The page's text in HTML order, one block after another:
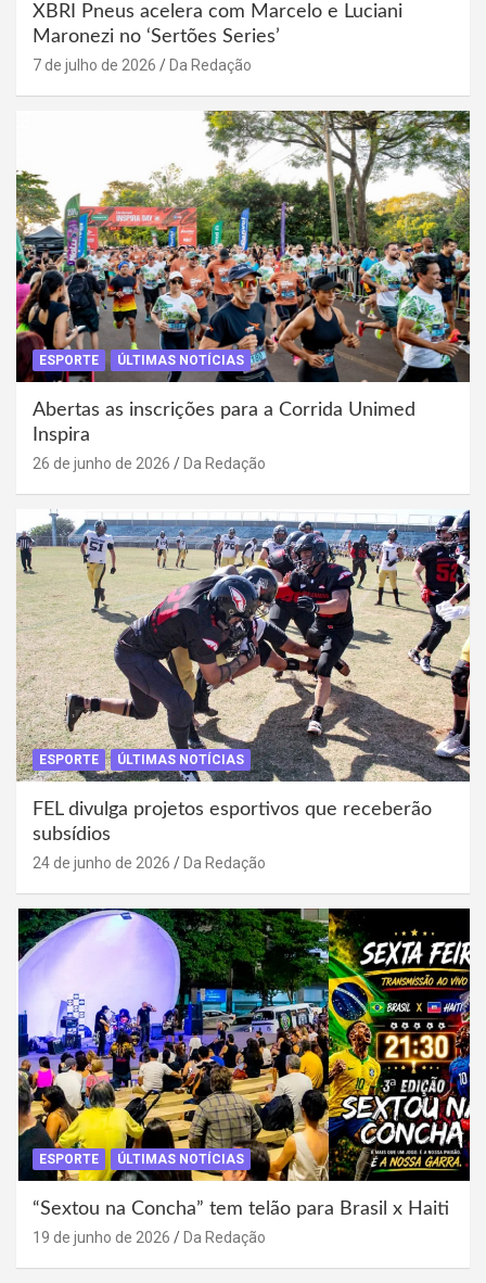
XBRI Pneus acelera com Marcelo e Luciani
Maronezi no ‘Sertões Series’
7 de julho de 2026 Da Redação
ESPORTE ÚLTIMAS NOTÍCIAS
Abertas as inscrições para a Corrida Unimed
Inspira
26 de junho de 2026 Da Redação
ESPORTE ÚLTIMAS NOTÍCIAS
FEL divulga projetos esportivos que receberão
subsídios
24 de junho de 2026 Da Redação
ESPORTE ÚLTIMAS NOTÍCIAS
“Sextou na Concha” tem telão para Brasil x Haiti
19 de junho de 2026 Da Redação